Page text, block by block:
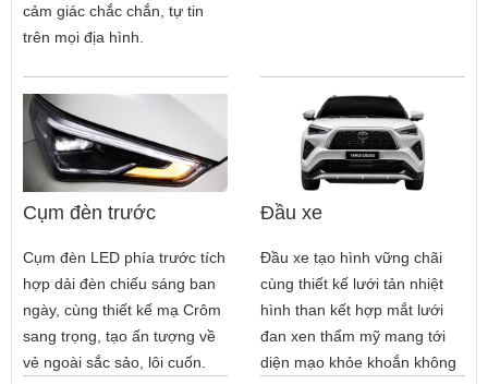
cảm giác chắc chắn, tự tin
trên mọi địa hình.
Cụm đèn trước
Cụm đèn LED phía trước tích
hợp dải đèn chiếu sáng ban
ngày, cùng thiết kế mạ Crôm
sang trọng, tạo ấn tượng về
vẻ ngoài sắc sảo, lôi cuốn.
Đầu xe
Đầu xe tạo hình vững chãi
cùng thiết kế lưới tản nhiệt
hình than kết hợp mắt lưới
đan xen thẩm mỹ mang tới
diện mạo khỏe khoắn không